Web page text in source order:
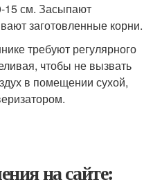
15 см. Засыпают
заготовленные корни.
требуют регулярного
чтобы не вызвать
в помещении сухой,
на сайте: